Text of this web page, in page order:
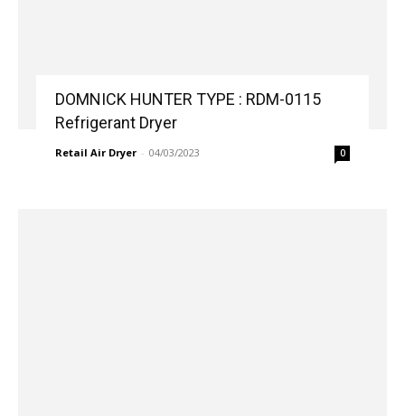
DOMNICK HUNTER TYPE : RDM-0115
Refrigerant Dryer
Retail Air Dryer - 04/03/2023 0